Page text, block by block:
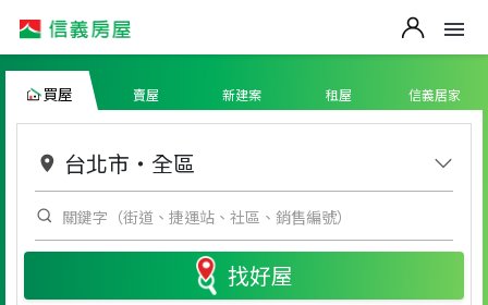
買屋 賣屋 新建案 租屋 信義居家
台北市 ・ 全區
找好屋